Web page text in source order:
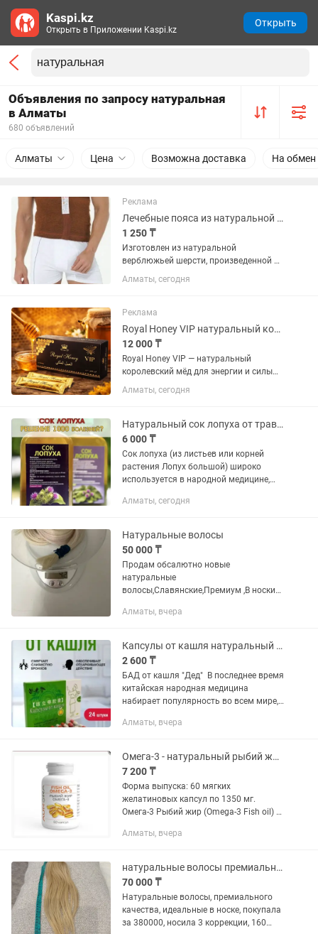
Объявления по запросу натуральная
в Алматы
680 объявлений
Алматы Цена Возможна доставка На обмен
Реклама
Лечебные пояса из натуральной верблюжьей шерсти!
1 250 ₸
Изготовлен из натуральной
верблюжьей шерсти, произведенной в
Турции, Иран и в Узбекистане..
Лечебный пояс, наколенники и носки!!!
Эффективный лечебный эффект
пояса,...
Алматы, сегодня
Реклама
Royal Honey VIP натуральный королевский мёд для потенции и мужской силы
12 000 ₸
Royal Honey VIP — натуральный
королевский мёд для энергии и силы
Royal Honey VIP — это премиальный
натуральный мёд в удобных стиках,
выносливости и мужской силы....
Алматы, сегодня
Натуральный сок лопуха от травницы
6 000 ₸
Сок лопуха (из листьев или корней
растения Лопух большой) широко
используется в народной медицине,
пока недостаточно подтверждены
Алматы, сегодня
Натуральные волосы
50 000 ₸
Продам обсалютно новые
натуральные
волосы,Славянские,Премиум ,В носки
длина 65/70см точно не
,продаю из за не надобности
Алматы, вчера
Капсулы от кашля натуральный состав
2 600 ₸
БАД от кашля "Дед" В последнее время
китайская народная медицина
набирает популярность во всем мире,
натуральным
и из Китая,...
Алматы, вчера
Омега-3 - натуральный рыбий жир, семейство лососевые, естественная среда об
7 200 ₸
Форма выпуска: 60 мягких
желатиновых капсул по 1350 мг.
Омега-3 Рыбий жир (Omega-3 Fish oil) –
кислоты, защищающие внутренние
человека от...
Алматы, вчера
натуральные волосы премиального качества
70 000 ₸
Натуральные волосы, премиального
качества, идеальные в носке, покупала
за 380000, носила 3 коррекции, 160
Kaspi.kz
Открыть в Приложении Kaspi.kz
Открыть